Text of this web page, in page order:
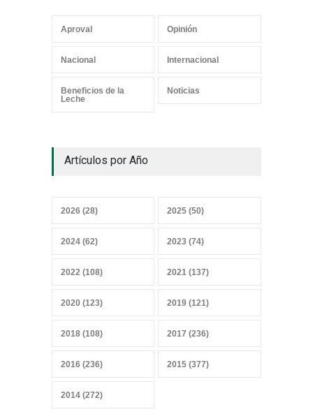
Los mensajes correctos
cuándo?
Convicciones gremiales
Sobrevivir a la IA, sensores y
Aproval Opinión
Nacional Internacional
Beneficios de la
Leche
Noticias
Artículos por Año
2026 (28) 2025 (50)
2024 (62) 2023 (74)
2022 (108) 2021 (137)
2020 (123) 2019 (121)
2018 (108) 2017 (236)
2016 (236) 2015 (377)
2014 (272)